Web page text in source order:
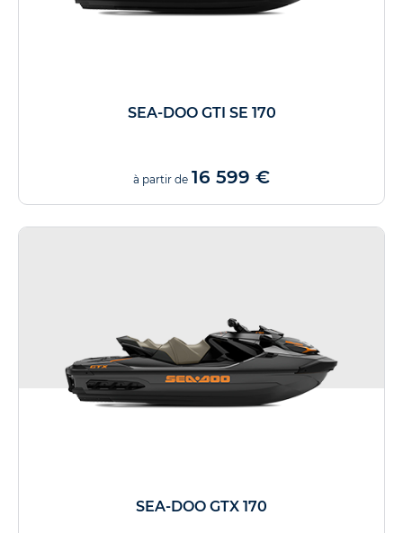
SEA-DOO GTI SE 170
à partir de 16 599 €
SEA-DOO GTX 170